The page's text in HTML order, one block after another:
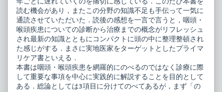
ア
published
on
と
プ
ラ
イ
マ
リ
ケ
ア,
読む機会があり，またこの分野の知識不足も手伝って一気に
通読させていただいた．読後の感想を一言で言うと，咽頭・
喉頭疾患についての診断から治療までの概念がリフレッシュ
され最新の知識とともにコンパクトに頭の中に整理整頓され
た感じがする．まさに実地医家をターゲットとしたプライマ
リケア書といえる．
本書は咽頭・喉頭疾患を網羅的にのべるのではなく診療に際
して重要な事項を中心に実践的に解説することを目的として
ある．総論としては3項目に分けてのべてあるが，まず「の